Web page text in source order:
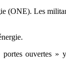
(ONE). Les
ouvertes »